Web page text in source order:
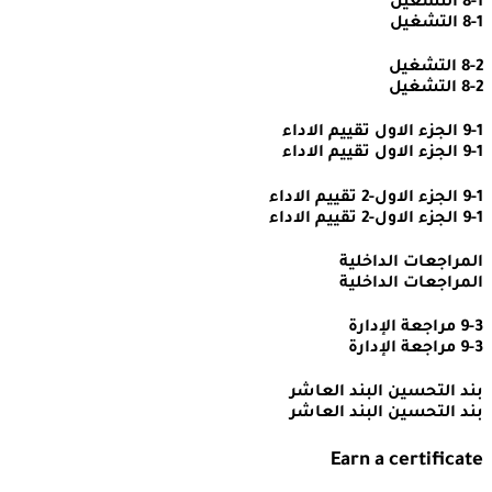
8-1 التشغيل
8-2 التشغيل
8-2 التشغيل
9-1 الجزء الاول تقييم الاداء
9-1 الجزء الاول تقييم الاداء
9-1 الجزء الاول-2 تقييم الاداء
9-1 الجزء الاول-2 تقييم الاداء
المراجعات الداخلية
المراجعات الداخلية
9-3 مراجعة الإدارة
9-3 مراجعة الإدارة
بند التحسين البند العاشر
بند التحسين البند العاشر
Earn a certificate